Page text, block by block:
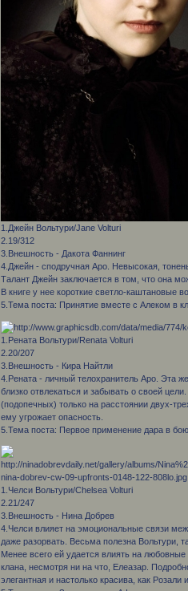
1.Джейн Вольтури/Jane Volturi
2.19/312
3.Внешность - Дакота Фаннинг
4.Джейн - сподручная Аро. Невысокая,
Талант Джейн заключается в том, что она
В книге у нее короткие светло-каштановые
5.Тема поста: Принятие вместе с Алеком в
1.Рената Вольтури/Renata Volturi
2.20/207
3.Внешность - Кира Найтли
4.Рената - личный телохранитель Аро. Эта
близко отвлекаться и забывать о своей
(подопечных) только на расстоянии двух-
ему угрожает опасность.
5.Тема поста: Первое применение дара в
1.Челси Вольтури/Chelsea Volturi
2.21/247
3.Внешность - Нина Добрев
4.Челси влияет на эмоциональные связи
даже разорвать. Весьма полезна Вольтури,
Менее всего ей удается влиять на
клана, несмотря ни на что, Елеазар.
элегантная и настолько красива, как